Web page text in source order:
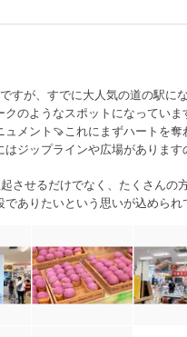
すが、すでに大人気の道の駅に
のようなスポットになっていま
メント🍠これにまずハートを奪
ジップラインや広場があります
させるだけでなく、たくさんの
ありたいという思いが込められ